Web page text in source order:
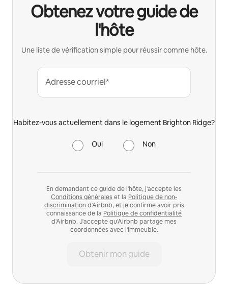
Obtenez votre guide de
l'hôte
Une liste de vérification simple pour réussir comme hôte.
Adresse courriel*
Habitez-vous actuellement dans le logement Brighton Ridge?
Oui Non
En demandant ce guide de l'hôte, j'accepte les
Conditions générales et la Politique de non-
discrimination d'Airbnb, et je confirme avoir pris
connaissance de la Politique de confidentialité
d'Airbnb. J'accepte qu'Airbnb partage mes
coordonnées avec l'immeuble.
Obtenir mon guide